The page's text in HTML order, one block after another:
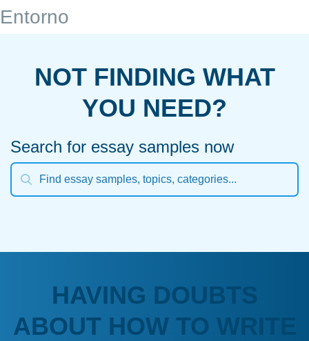
Entorno
NOT FINDING WHAT
YOU NEED?
Search for essay samples now
HAVING DOUBTS
ABOUT HOW TO WRITE